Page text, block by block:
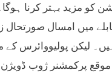
کو مزید بہتر کرنا
میں امسال صورتحال
ہیں۔ لیکن
موقع پرکمشنر ژوب